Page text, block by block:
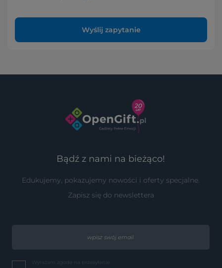
Wyślij zapytanie
Bądź z nami na bieżąco!
Edukujemy, pokazujemy nowości i oferty specjalne.
Zapisz się do newslettera
Wyrażam zgodę na przesyłanie